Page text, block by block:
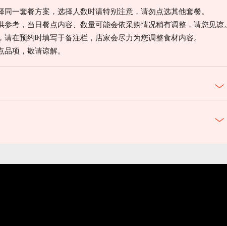
同一套餐方案，选择人数时请特别注意，请勿点选其他套餐。
参考，当日餐点内容、数量可能会依采购情况稍有调整，请您见谅。
请在预约时填写于备注栏，店家会尽力为您调整食材内容。
项，敬请谅解。